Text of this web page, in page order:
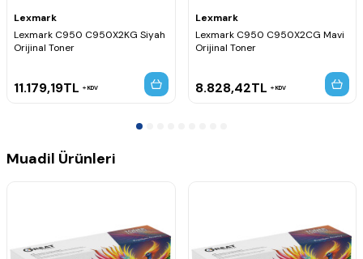
Lexmark
Lexmark C950 C950X2KG Siyah
Orijinal Toner
11.179,19TL KDV
Lexmark
Lexmark C950 C950X2CG Mavi
Orijinal Toner
8.828,42TL KDV
Muadil Ürünleri